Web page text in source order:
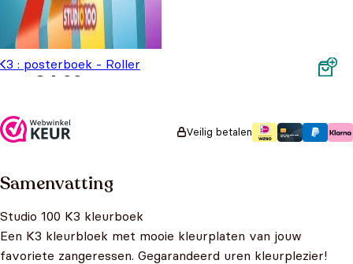
: posterboek - Roller
€ 4,99
Veilig betalen
Samenvatting
Studio 100 K3 kleurboek
Een K3 kleurbloek met mooie kleurplaten van jouw
favoriete zangeressen. Gegarandeerd uren kleurplezier!